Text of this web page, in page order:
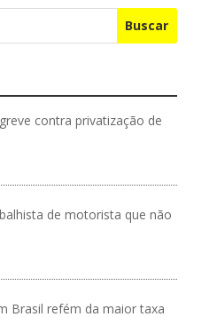
Buscar
contra privatização de
de motorista que não
Brasil refém da maior taxa